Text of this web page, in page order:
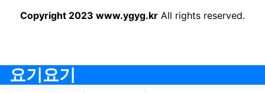
Copyright 2023 www.ygyg.kr All rights reserved.
요기요기